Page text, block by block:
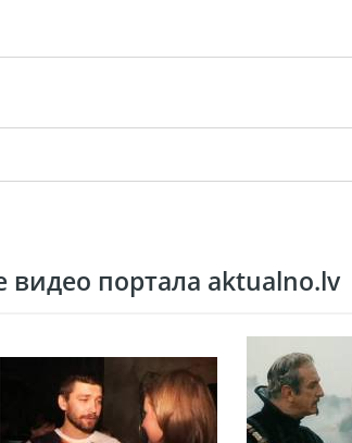
видео портала aktualno.lv